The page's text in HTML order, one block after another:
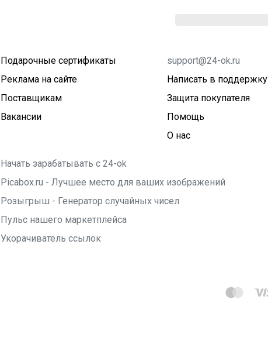
Подарочные сертификаты
Реклама на сайте
Поставщикам
Вакансии
support@24-ok.ru
Написать в поддержку
Защита покупателя
Помощь
О нас
Начать зарабатывать с 24-ok
Picabox.ru - Лучшее место для ваших изображений
Розыгрыш - Генератор случайных чисел
Пульс нашего маркетплейса
Укорачиватель ссылок